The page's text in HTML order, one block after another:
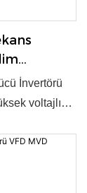
İnvertörü
voltajlı
ulusal